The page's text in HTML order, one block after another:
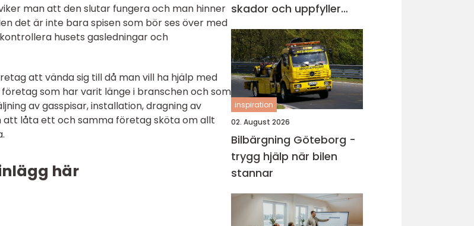
man att den slutar fungera och man hinner
det är inte bara spisen som bör ses över med
husets gasledningar och
att vända sig till då man vill ha hjälp med
som har varit länge i branschen och som
av gasspisar, installation, dragning av
att låta ett och samma företag sköta om allt
här
skador och uppfyller
lagkrav
inspiration
02. August 2026
Bilbärgning Göteborg -
trygg hjälp när bilen
stannar